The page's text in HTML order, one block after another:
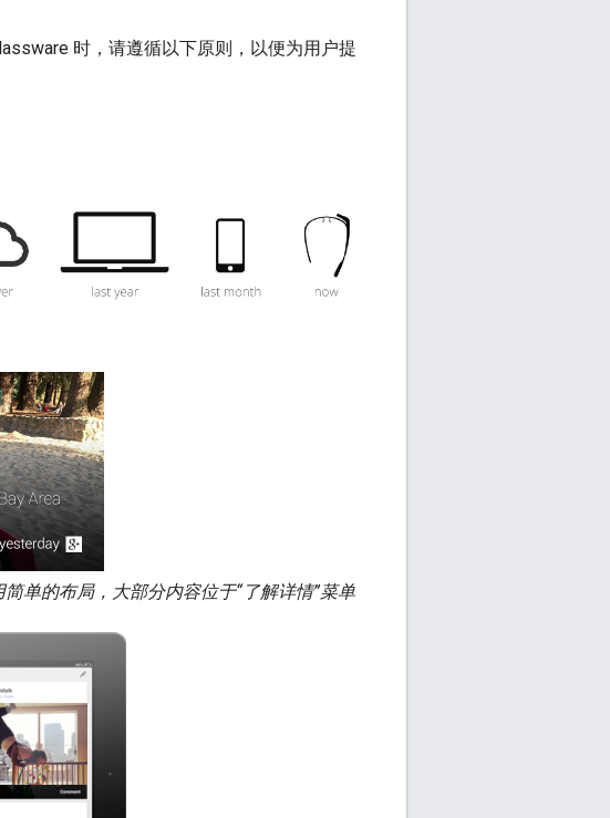
时，请遵循以下原则，以便为用户提
单的布局，大部分内容位于“了解详情”菜单